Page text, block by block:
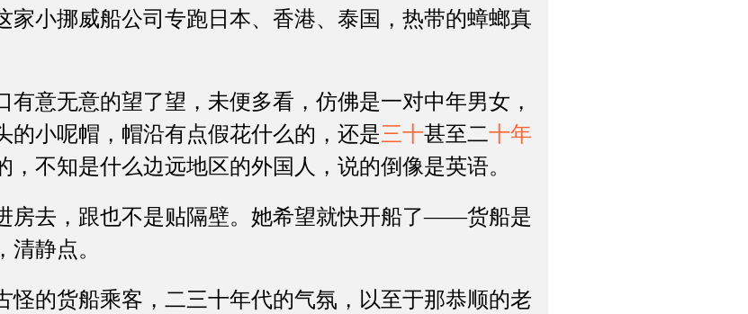
家小挪威船公司专跑日本、香港、泰国，热带的蟑螂真
意无意的望了望，未便多看，仿佛是一对中年男女，
的小呢帽，帽沿有点假花什么的，还是三十甚至二十年
不知是什么边远地区的外国人，说的倒像是英语。
去，跟也不是贴隔壁。她希望就快开船了——货船是
静点。
的货船乘客，二三十年代的气氛，以至于那恭顺的老